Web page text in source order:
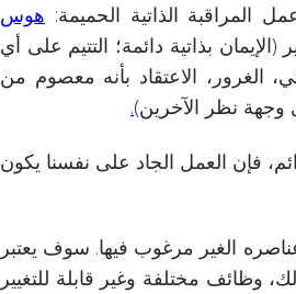
المراقبة الذاتية الحميمة: هوس
بذاتية دائمة؛ التتيم على أي
الغرور، الاعتقاد بأنه معصوم من
وجهة نظر الآخرين).
فإن العمل الجاد على نفسنا يكون
الغير مرغوب فيها. سوف يعتبر
وظائف مختلفة وغير قابلة للتغيير